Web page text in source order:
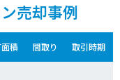
売却事例
積 間取り 取引時期